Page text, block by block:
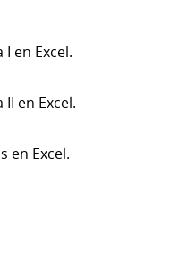
en Excel.
en Excel.
en Excel.